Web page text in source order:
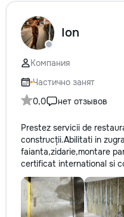
Ion
Компания
Частично занят
0,0
нет отзывов
Prestez servicii de
construcții.Abilitati in
faianta,zidarie,montare
certificat international si